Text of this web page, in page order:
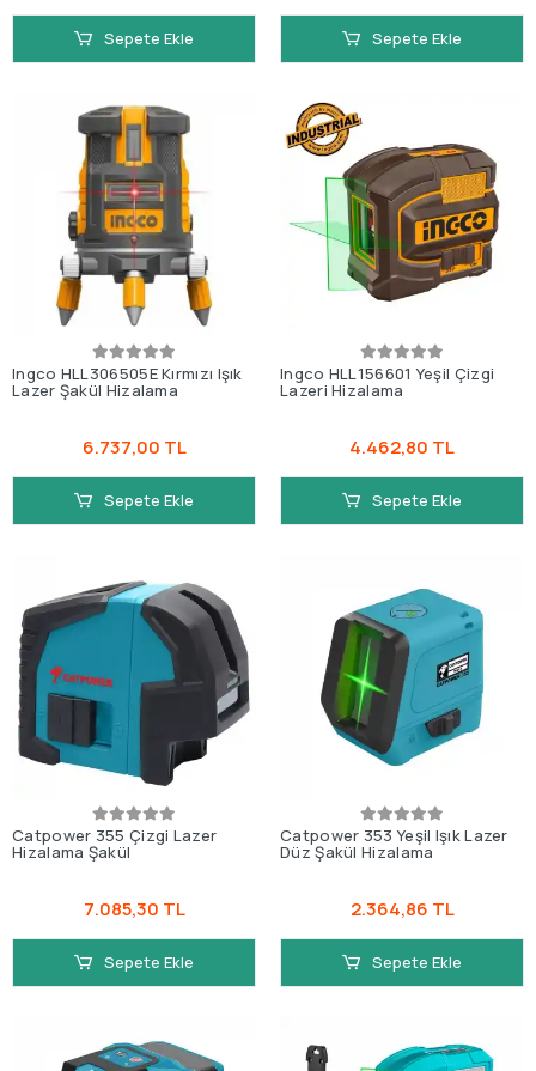
Sepete Ekle Sepete Ekle
Ingco HLL306505E Kırmızı Işık
Lazer Şakül Hizalama
6.737,00 TL
Sepete Ekle
Ingco HLL156601 Yeşil Çizgi
Lazeri Hizalama
4.462,80 TL
Sepete Ekle
Catpower 355 Çizgi Lazer
Hizalama Şakül
7.085,30 TL
Sepete Ekle
Catpower 353 Yeşil Işık Lazer
Düz Şakül Hizalama
2.364,86 TL
Sepete Ekle